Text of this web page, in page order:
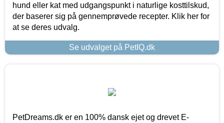
hund eller kat med udgangspunkt i naturlige kosttilskud,
der baserer sig på gennemprøvede recepter. Klik her for
at se deres udvalg.
Se udvalget på PetIQ.dk
PetDreams.dk er en 100% dansk ejet og drevet E-